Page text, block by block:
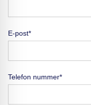
E-post*
Telefon nummer*